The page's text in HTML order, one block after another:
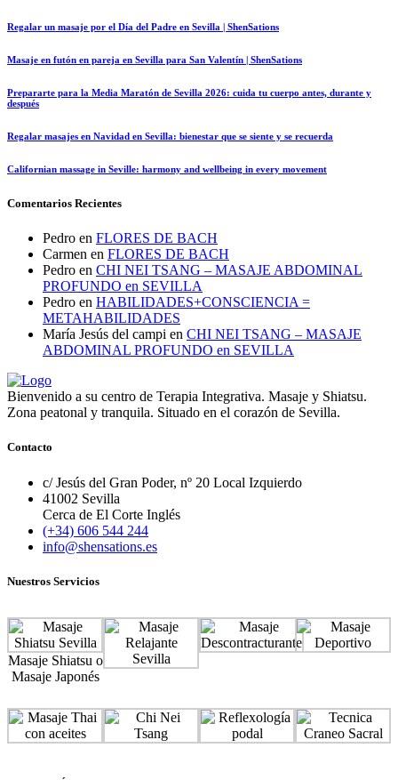
Regalar un masaje por el Día del Padre en Sevilla | ShenSations
Masaje en futón en pareja en Sevilla para San Valentín | ShenSations
Prepararte para la Media Maratón de Sevilla 2026: cuida tu cuerpo antes, durante y
después
Regalar masajes en Navidad en Sevilla: bienestar que se siente y se recuerda
Californian massage in Seville: harmony and wellbeing in every movement
Comentarios Recientes
Pedro en FLORES DE BACH
Carmen en FLORES DE BACH
Pedro en CHI NEI TSANG – MASAJE ABDOMINAL
PROFUNDO en SEVILLA
Pedro en HABILIDADES+CONSCIENCIA =
METAHABILIDADES
María Jesús del campi en CHI NEI TSANG – MASAJE
ABDOMINAL PROFUNDO en SEVILLA
Bienvenido a su centro de Terapia Integrativa. Masaje y Shiatsu.
Zona peatonal y tranquila. Situado en el corazón de Sevilla.
Contacto
c/ Jesús del Gran Poder, nº 20 Local Izquierdo
41002 Sevilla
Cerca de El Corte Inglés
(+34) 606 544 244
info@shensations.es
Nuestros Servicios
Masaje Shiatsu o
Masaje Japonés